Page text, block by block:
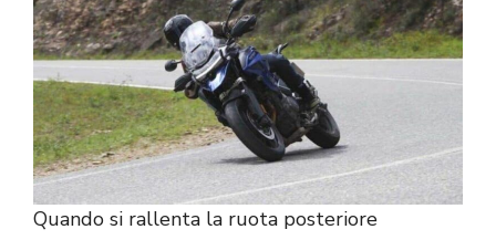
Quando si rallenta la ruota posteriore